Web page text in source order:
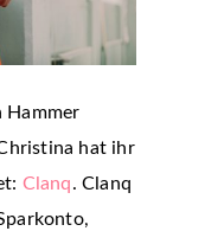
Hammer
hat ihr
Clanq. Clanq